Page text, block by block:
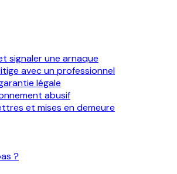
signaler une arnaque
avec un professionnel
légale
abusif
et mises en demeure
?